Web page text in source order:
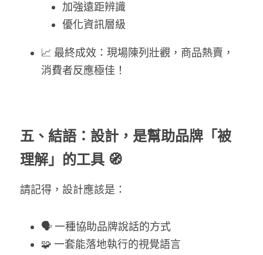
加強遠距辨識
優化資訊層級
📈 最終成效：現場陳列壯觀，商品熱賣，
消費者反應極佳！
五、結語：設計，是幫助品牌「被
理解」的工具 🧭
請記得，設計應該是：
🗣️ 一種協助品牌說話的方式
🧩 一套能落地執行的視覺語言